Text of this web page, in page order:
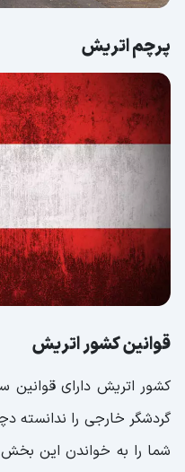
پرچم اتریش
قوانین کشور اتریش
کشور اتریش دارای قوانین
گردشگر خارجی را ندانسته
شما را به خواندن این بخش